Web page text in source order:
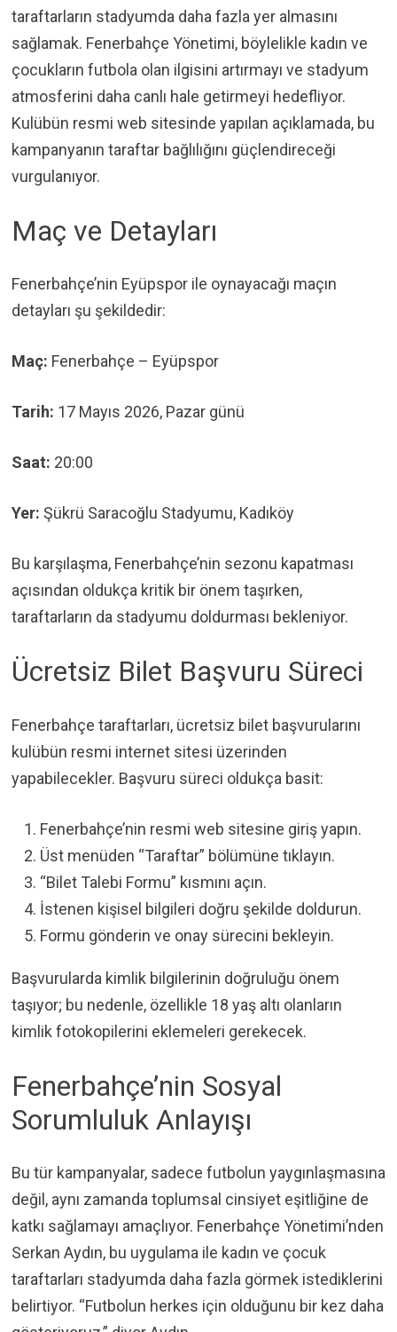
taraftarların stadyumda daha fazla yer almasını
sağlamak. Fenerbahçe Yönetimi, böylelikle kadın ve
çocukların futbola olan ilgisini artırmayı ve stadyum
atmosferini daha canlı hale getirmeyi hedefliyor.
Kulübün resmi web sitesinde yapılan açıklamada, bu
kampanyanın taraftar bağlılığını güçlendireceği
vurgulanıyor.
Maç ve Detayları
Fenerbahçe’nin Eyüpspor ile oynayacağı maçın
detayları şu şekildedir:
Maç: Fenerbahçe – Eyüpspor
Tarih: 17 Mayıs 2026, Pazar günü
Saat: 20:00
Yer: Şükrü Saracoğlu Stadyumu, Kadıköy
Bu karşılaşma, Fenerbahçe’nin sezonu kapatması
açısından oldukça kritik bir önem taşırken,
taraftarların da stadyumu doldurması bekleniyor.
Ücretsiz Bilet Başvuru Süreci
Fenerbahçe taraftarları, ücretsiz bilet başvurularını
kulübün resmi internet sitesi üzerinden
yapabilecekler. Başvuru süreci oldukça basit:
Fenerbahçe’nin resmi web sitesine giriş yapın.
Üst menüden “Taraftar” bölümüne tıklayın.
“Bilet Talebi Formu” kısmını açın.
İstenen kişisel bilgileri doğru şekilde doldurun.
Formu gönderin ve onay sürecini bekleyin.
Başvurularda kimlik bilgilerinin doğruluğu önem
taşıyor; bu nedenle, özellikle 18 yaş altı olanların
kimlik fotokopilerini eklemeleri gerekecek.
Fenerbahçe’nin Sosyal
Sorumluluk Anlayışı
Bu tür kampanyalar, sadece futbolun yaygınlaşmasına
değil, aynı zamanda toplumsal cinsiyet eşitliğine de
katkı sağlamayı amaçlıyor. Fenerbahçe Yönetimi’nden
Serkan Aydın, bu uygulama ile kadın ve çocuk
taraftarları stadyumda daha fazla görmek istediklerini
belirtiyor. “Futbolun herkes için olduğunu bir kez daha